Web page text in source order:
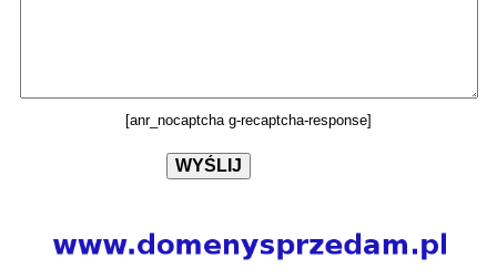
[anr_nocaptcha g-recaptcha-response]